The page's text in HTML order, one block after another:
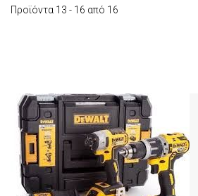
Προϊόντα 13 - 16 από 16